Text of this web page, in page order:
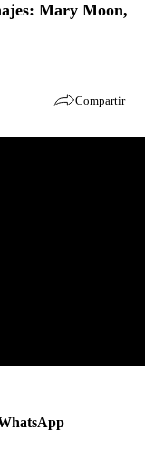
Mary Moon,
Compartir